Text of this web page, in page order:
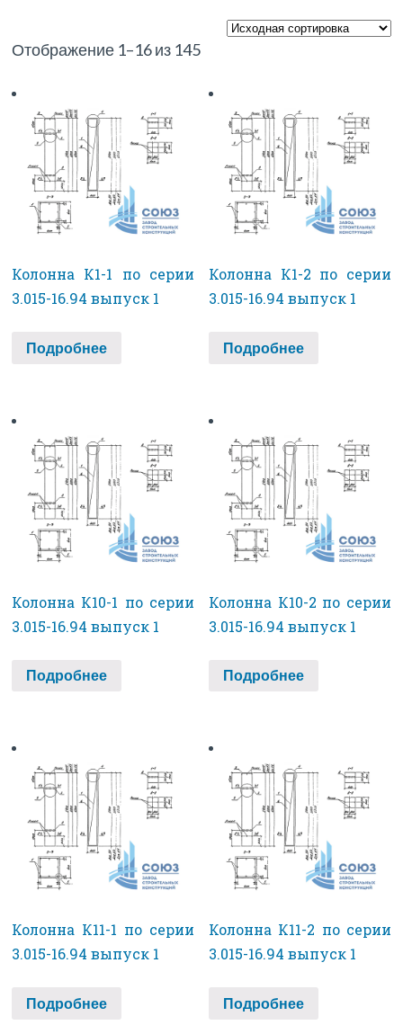
Отображение 1–16 из 145
Колонна К1-1 по серии
3.015-16.94 выпуск 1
Подробнее
Колонна К1-2 по серии
3.015-16.94 выпуск 1
Подробнее
Колонна К10-1 по серии
3.015-16.94 выпуск 1
Подробнее
Колонна К10-2 по серии
3.015-16.94 выпуск 1
Подробнее
Колонна К11-1 по серии
3.015-16.94 выпуск 1
Подробнее
Колонна К11-2 по серии
3.015-16.94 выпуск 1
Подробнее